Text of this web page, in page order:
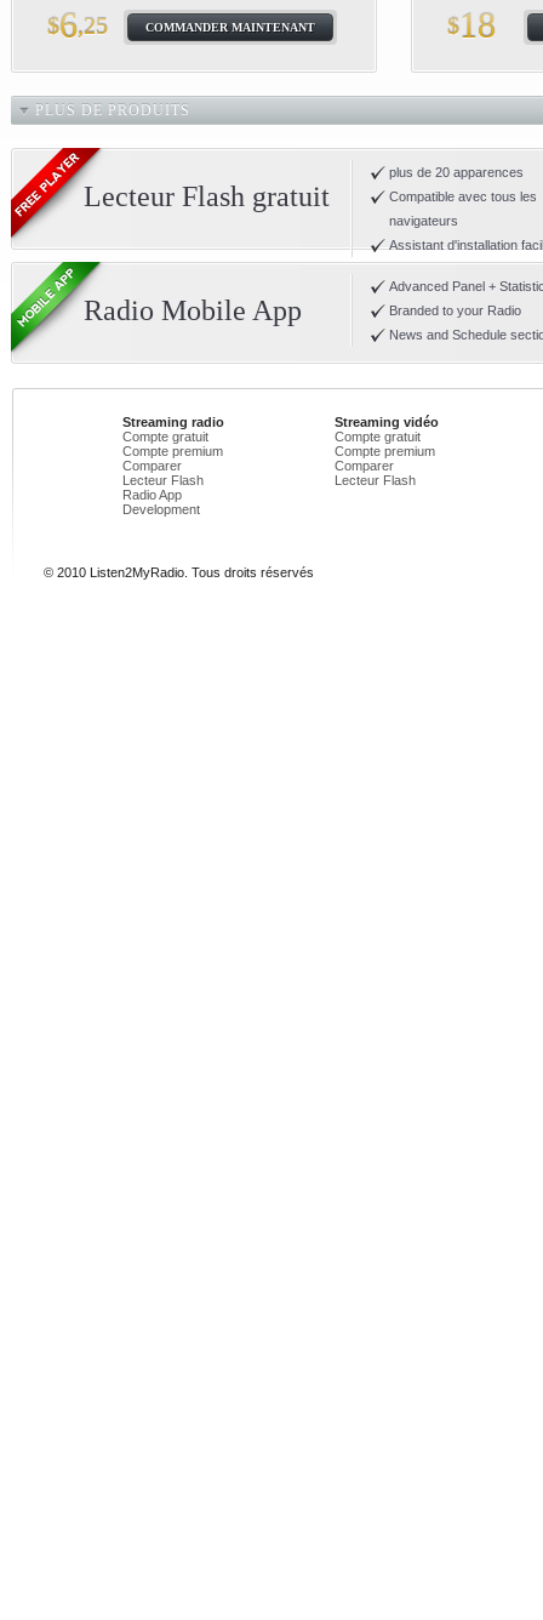
$6,25 COMMANDER MAINTENANT $18
PLUS DE PRODUITS
Lecteur Flash gratuit
plus de 20 apparences
Compatible avec tous les
navigateurs
Assistant d'installation
Radio Mobile App
Advanced Panel +
Branded to your Radio
News and Schedule
Streaming radio
Compte gratuit
Compte premium
Comparer
Lecteur Flash
Radio App
Development
Streaming vidéo
Compte gratuit
Compte premium
Comparer
Lecteur Flash
© 2010 Listen2MyRadio. Tous droits réservés